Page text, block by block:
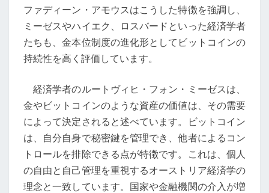
学
視
点
ら
ファディーン・アモウスはこうした特徴を強調し、
ミーゼスやハイエク、ロスバードといった経済学者
たちも、金本位制度の進化形としてビットコインの
持続性を高く評価しています。
経済学者のルートヴィヒ・フォン・ミーゼスは、
金やビットコインのような資産の価値は、その需要
によって決定されると述べています。ビットコイン
は、自分自身で秘密鍵を管理でき、他者によるコン
トロールを排除できる点が特徴です。これは、個人
の自由と自己管理を重視するオーストリア経済学の
理念と一致しています。国家や金融機関の介入が増